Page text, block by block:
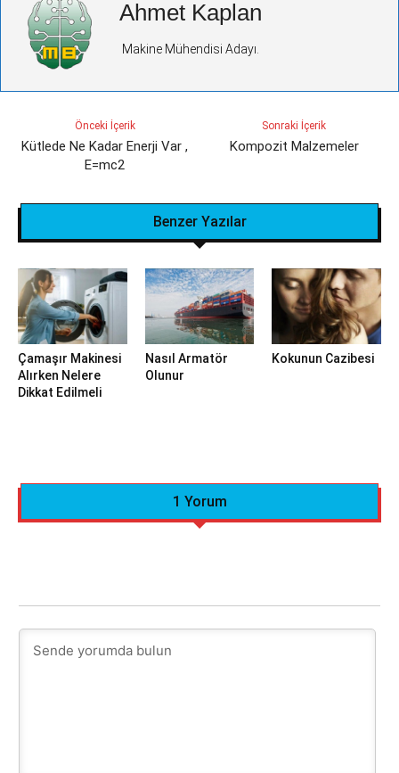
Ahmet Kaplan
Makine Mühendisi Adayı.
Önceki İçerik
Kütlede Ne Kadar Enerji Var ,
E=mc2
Sonraki İçerik
Kompozit Malzemeler
Benzer Yazılar
Çamaşır Makinesi
Alırken Nelere
Dikkat Edilmeli
Nasıl Armatör
Olunur
Kokunun Cazibesi
1 Yorum